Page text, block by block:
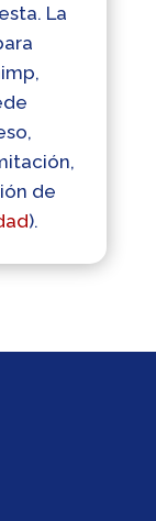
La
de
).